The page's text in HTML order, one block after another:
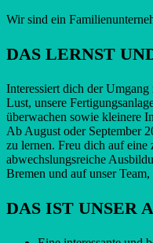
Wir sind ein
DAS LERNST
Interessiert dich der
Lust, unsere
überwachen sowie kleinere
Ab August oder September
zu lernen. Freu dich auf eine
abwechslungsreiche
Bremen und auf unser
DAS IST UNSER